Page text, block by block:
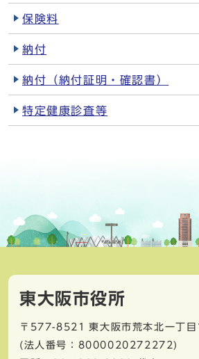
保険料
納付
納付（納付証明・確認書）
特定健康診査等
東大阪市役所
〒577-8521
東大阪市荒本北一丁
(法人番号：8000020272272)